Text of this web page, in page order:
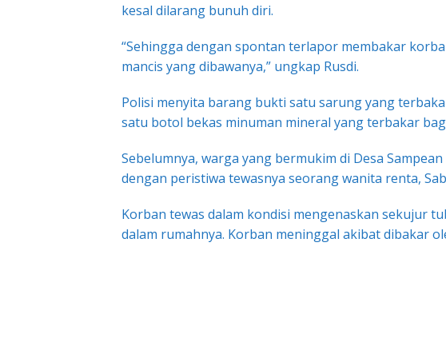
kesal dilarang bunuh diri.
“Sehingga dengan spontan terlapor membakar
mancis yang dibawanya,” ungkap Rusdi.
Polisi menyita barang bukti satu sarung yang
satu botol bekas minuman mineral yang terbakar
Sebelumnya, warga yang bermukim di Desa
dengan peristiwa tewasnya seorang wanita renta,
Korban tewas dalam kondisi mengenaskan sekujur
dalam rumahnya. Korban meninggal akibat dibakar